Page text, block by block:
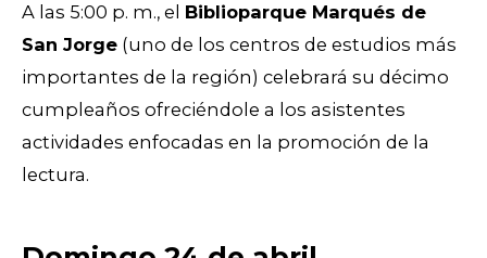
A las 5:00 p. m., el Biblioparque Marqués de
San Jorge (uno de los centros de estudios más
importantes de la región) celebrará su décimo
cumpleaños ofreciéndole a los asistentes
actividades enfocadas en la promoción de la
lectura.